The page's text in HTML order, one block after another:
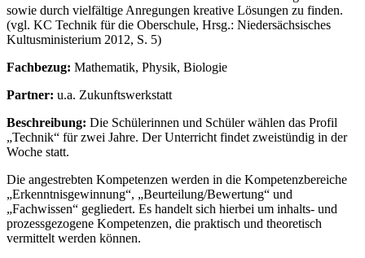
sowie durch vielfältige Anregungen kreative Lösungen zu finden.
(vgl. KC Technik für die Oberschule, Hrsg.: Niedersächsisches
Kultusministerium 2012, S. 5)
Fachbezug: Mathematik, Physik, Biologie
Partner: u.a. Zukunftswerkstatt
Beschreibung: Die Schülerinnen und Schüler wählen das Profil
„Technik“ für zwei Jahre. Der Unterricht findet zweistündig in der
Woche statt.
Die angestrebten Kompetenzen werden in die Kompetenzbereiche
„Erkenntnisgewinnung“, „Beurteilung/Bewertung“ und
„Fachwissen“ gegliedert. Es handelt sich hierbei um inhalts- und
prozessgezogene Kompetenzen, die praktisch und theoretisch
vermittelt werden können.